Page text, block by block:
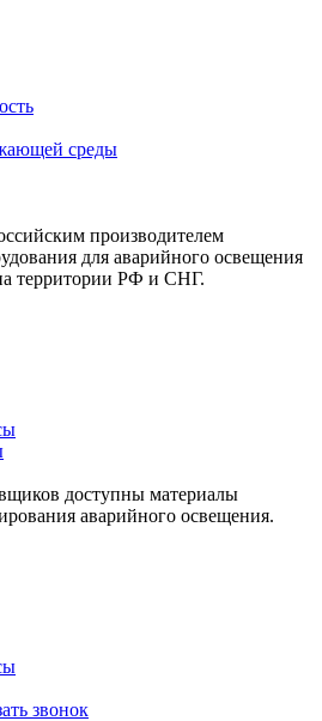
среды
производителем
для аварийного освещения
территории РФ и СНГ.
доступны материалы
аварийного освещения.
звонок